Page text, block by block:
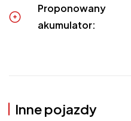
Proponowany
akumulator:
Inne pojazdy